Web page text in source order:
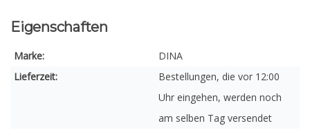
Eigenschaften
Marke:
DINA
Lieferzeit:
Bestellungen, die vor 12:00
Uhr eingehen, werden noch
am selben Tag versendet